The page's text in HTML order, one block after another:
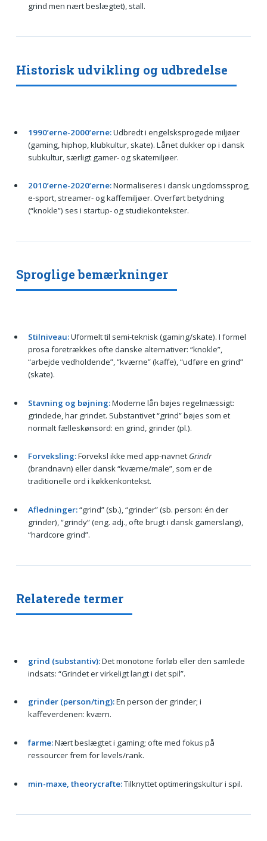
grind men nært beslægtet), stall.
Historisk udvikling og udbredelse
1990’erne-2000’erne:Udbredt i engelsksprogede miljøer
(gaming, hiphop, klubkultur, skate). Lånet dukker op i dansk
subkultur, særligt gamer- og skatemiljøer.
2010’erne-2020’erne:Normaliseres i dansk ungdomssprog,
e-sport, streamer- og kaffemiljøer. Overført betydning
(“knokle”) ses i startup- og studiekontekster.
Sproglige bemærkninger
Stilniveau:Uformelt til semi-teknisk (gaming/skate). I formel
prosa foretrækkes ofte danske alternativer: “knokle”,
“arbejde vedholdende”, “kværne” (kaffe), “udføre en grind”
(skate).
Stavning og bøjning:Moderne lån bøjes regelmæssigt:
grindede, har grindet. Substantivet “grind” bøjes som et
normalt fælleskønsord: en grind, grinder (pl.).
Forveksling:Forveksl ikke med app-navnet Grindr
(brandnavn) eller dansk “kværne/male”, som er de
traditionelle ord i køkkenkontekst.
Afledninger:“grind” (sb.), “grinder” (sb. person: én der
grinder), “grindy” (eng. adj., ofte brugt i dansk gamerslang),
“hardcore grind”.
Relaterede termer
grind (substantiv):Det monotone forløb eller den samlede
indsats: “Grindet er virkeligt langt i det spil”.
grinder (person/ting):En person der grinder; i
kaffeverdenen: kværn.
farme:Nært beslægtet i gaming; ofte med fokus på
ressourcer frem for levels/rank.
min-maxe, theorycrafte:Tilknyttet optimeringskultur i spil.